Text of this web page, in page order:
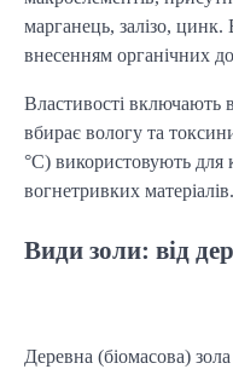
марганець, залізо, цинк.
внесенням органічних
Властивості включають
вбирає вологу та
°C) використовують для
вогнетривких матеріалів.
Види золи: від
Деревна (біомасова)